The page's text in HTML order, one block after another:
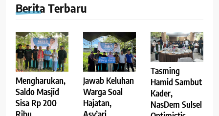
Berita Terbaru
Mengharukan,
Saldo Masjid
Sisa Rp 200
Jawab Keluhan
Warga Soal
Hajatan,
Tasming
Hamid Sambut
Kader,
NasDem Sulsel